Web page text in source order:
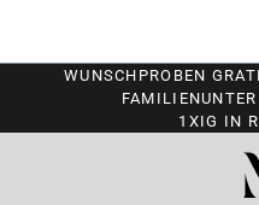
WUNSCHPROBEN
1XIG IN